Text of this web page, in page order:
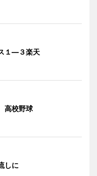
１―３楽天
高校野球
しに